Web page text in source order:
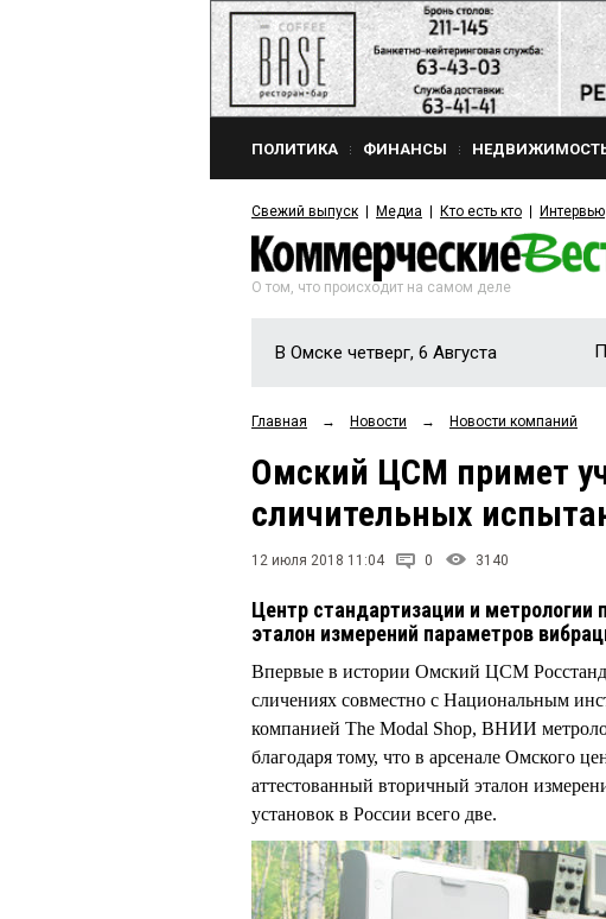
ПОЛИТИКА ФИНАНСЫ
Свежий выпуск Медиа Кто есть кто Интервью
О том, что происходит на самом деле
В Омске четверг, 6 Августа
Главная → Новости → Новости компаний
Омский ЦСМ примет
сличительных
12 июля 2018 11:04 0 3140
Центр стандартизации и
эталон измерений параметров
Впервые в истории Омский ЦСМ
сличениях совместно с Национальным
компанией The Modal Shop, ВНИИ
благодаря тому, что в арсенале Омского
аттестованный вторичный эталон
установок в России всего две.